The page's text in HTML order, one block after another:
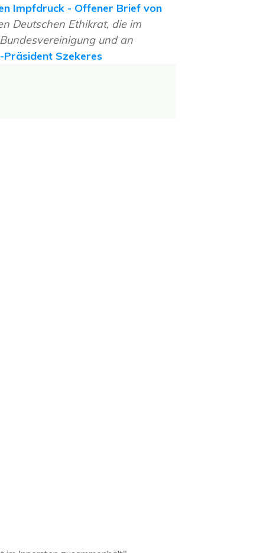
Impfdruck - Offener Brief von
Deutschen Ethikrat, die im
und an
Präsident Szekeres